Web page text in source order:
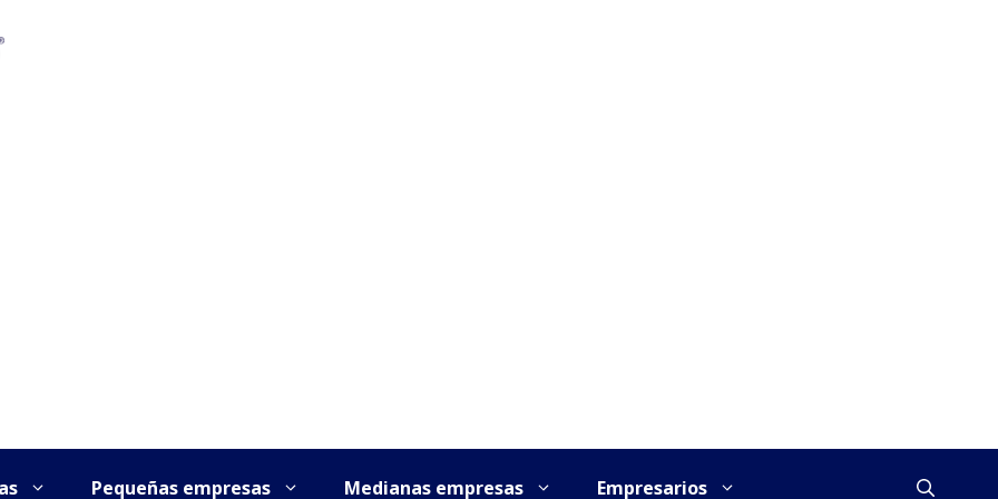
Pequeñas empresas Medianas empresas Empresarios